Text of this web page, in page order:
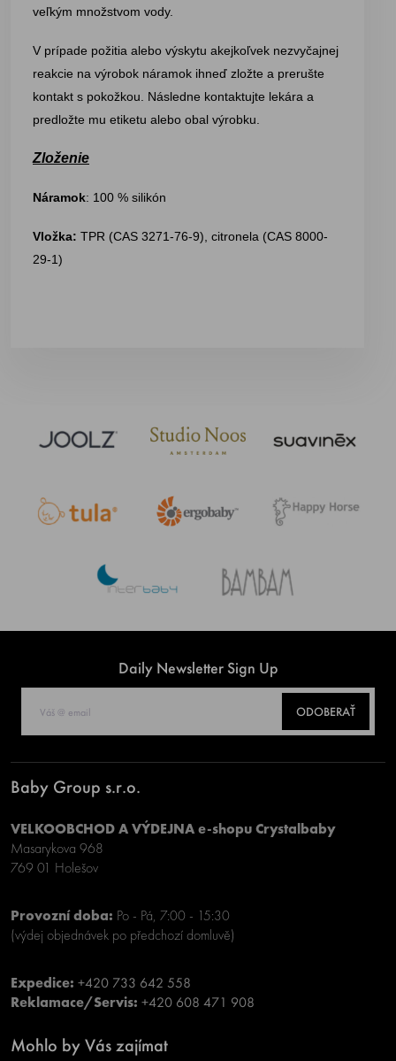
veľkým množstvom vody.
V prípade požitia alebo výskytu akejkoľvek nezvyčajnej
reakcie na výrobok náramok ihneď zložte a prerušte
kontakt s pokožkou. Následne kontaktujte lekára a
predložte mu etiketu alebo obal výrobku.
Zloženie
Náramok: 100 % silikón
Vložka: TPR (CAS 3271-76-9), citronela (CAS 8000-
29-1)
Daily Newsletter Sign Up
ODOBERAŤ
Baby Group s.r.o.
VELKOOBCHOD A VÝDEJNA e-shopu Crystalbaby
Masarykova 968
769 01 Holešov
Provozní doba: Po - Pá, 7:00 - 15:30
(výdej objednávek po předchozí domluvě)
Expedice: +420 733 642 558
Reklamace/Servis: +420 608 471 908
Mohlo by Vás zajímat